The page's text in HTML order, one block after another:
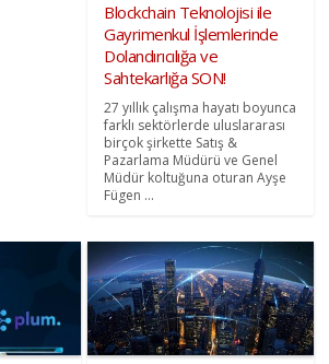
Blockchain Teknolojisi ile
Gayrimenkul İşlemlerinde
Dolandırıcılığa ve
Sahtekarlığa SON!
27 yıllık çalışma hayatı boyunca
farklı sektörlerde uluslararası
birçok şirkette Satış &
Pazarlama Müdürü ve Genel
Müdür koltuğuna oturan Ayşe
Fügen ...